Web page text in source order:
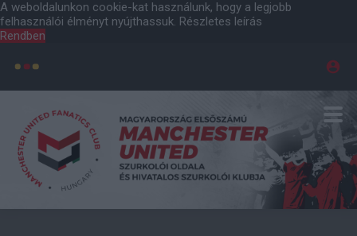
A weboldalunkon cookie-kat használunk, hogy a legjobb
felhasználói élményt nyújthassuk. Részletes leírás
Rendben